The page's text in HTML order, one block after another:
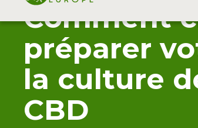
Comment
préparer
la culture
CBD